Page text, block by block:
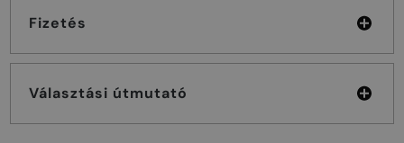
Fizetés
Választási útmutató